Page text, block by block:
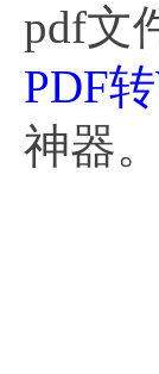
pdf文
PDF
神器。